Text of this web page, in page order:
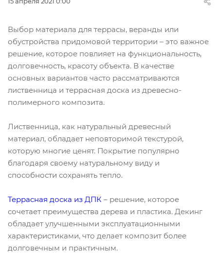
Выбор материала для террасы, веранды или
обустройства придомовой территории – это важное
решение, которое повлияет на функциональность,
долговечность, красоту объекта. В качестве
основных вариантов часто рассматриваются
лиственница и террасная доска из древесно-
полимерного композита.
Лиственница, как натуральный древесный
материал, обладает неповторимой текстурой,
которую многие ценят. Покрытие популярно
благодаря своему натуральному виду и
способности сохранять тепло.
Террасная доска из ДПК – решение, которое
сочетает преимущества дерева и пластика. Декинг
обладает улучшенными эксплуатационными
характеристиками, что делает композит более
долговечным и практичным.